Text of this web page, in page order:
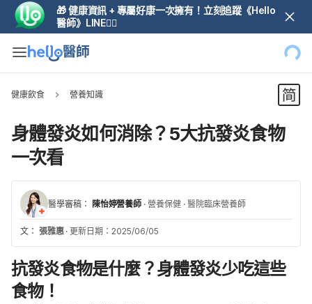
🎁 健康資訊 + 專屬好康一次擁有！立刻追蹤《Hello
醫師》LINE👆🏼
健康飲食 營養知識
身體發炎如何消除？5大抗發炎食物
一次看
醫學審稿： 陳怡婷營養師 · 營養保健 · 醫院臨床營養師
文： 張雅惠 · 更新日期：2025/06/05
抗發炎食物是什麼？身體發炎少吃這些
食物！